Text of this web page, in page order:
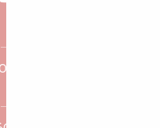
Lannuon